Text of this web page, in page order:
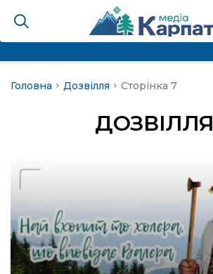
голос гірського
Головна Дозвілля Сторінка 7
ДОЗВІЛЛЯ